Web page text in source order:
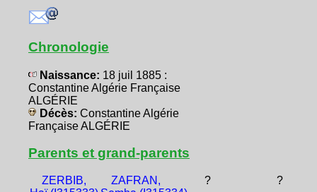
Chronologie
Naissance: 18 juil 1885 :
Constantine Algérie Française
ALGÉRIE
Décès: Constantine Algérie
Française ALGÉRIE
Parents et grand-parents
ZERBIB,
ZAFRAN,
? ?